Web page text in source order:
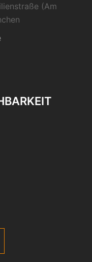
(Am